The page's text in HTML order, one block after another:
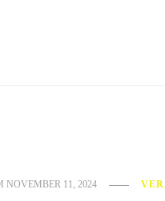
NOVEMBER 11, 2024